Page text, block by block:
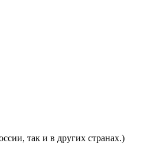
так и в других странах.)